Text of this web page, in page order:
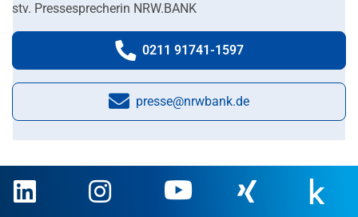
stv. Pressesprecherin NRW.BANK
Telefonnummer:
0211 91741-1597
E-Mail:
presse@nrwbank.de